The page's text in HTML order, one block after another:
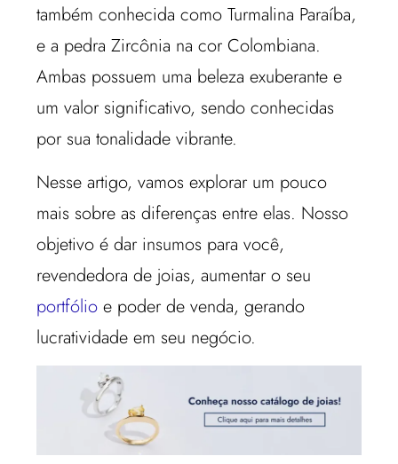
também conhecida como Turmalina Paraíba,
e a pedra Zircônia na cor Colombiana.
Ambas possuem uma beleza exuberante e
um valor significativo, sendo conhecidas
por sua tonalidade vibrante.
Nesse artigo, vamos explorar um pouco
mais sobre as diferenças entre elas. Nosso
objetivo é dar insumos para você,
revendedora de joias, aumentar o seu
portfólio e poder de venda, gerando
lucratividade em seu negócio.